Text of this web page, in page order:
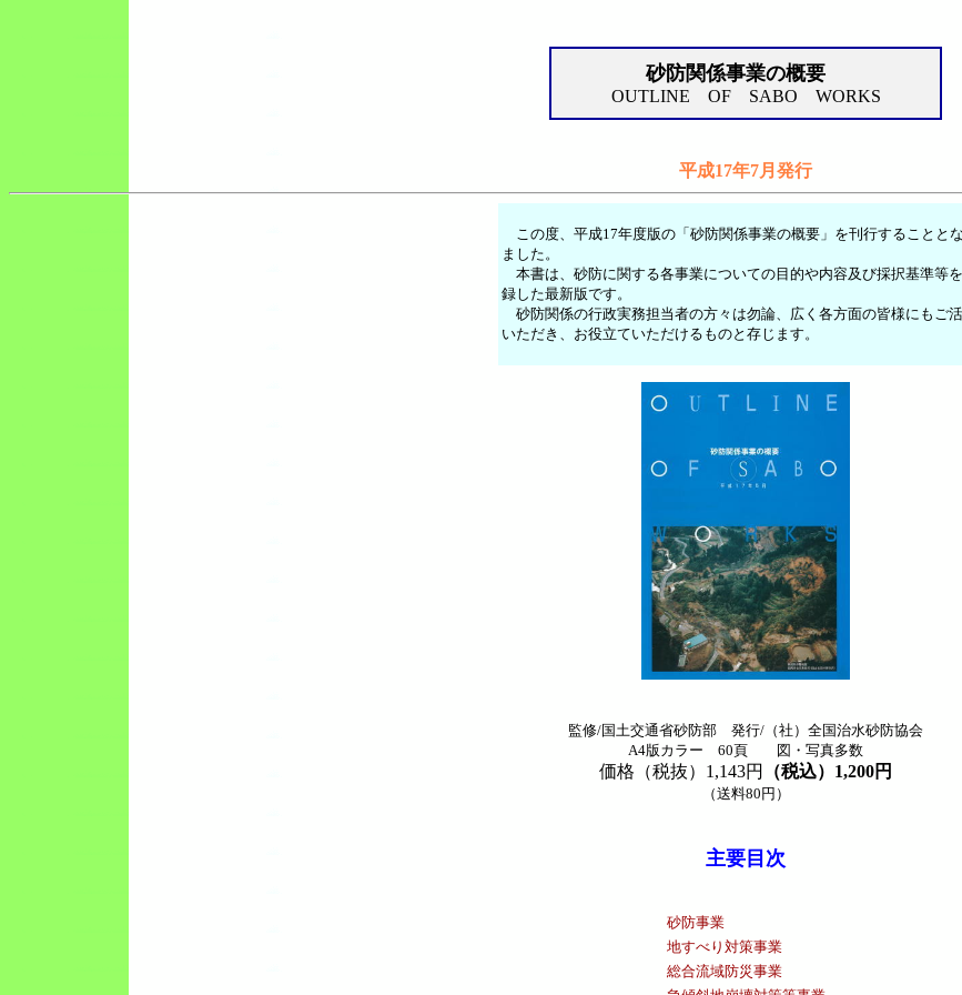
砂防関係事業の概要
OUTLINE OF SABO WORKS
平成17年7月発行
この度、平成17年度版の「砂防関係事業の概要」を刊行することと
ました。
本書は、砂防に関する各事業についての目的や内容及び採択基準等
録した最新版です。
砂防関係の行政実務担当者の方々は勿論、広く各方面の皆様にもご
いただき、お役立ていただけるものと存じます。
監修/国土交通省砂防部 発行/（社）全国治水砂防協会
A4版カラー 60頁 図・写真多数
価格（税抜）1,143円 （税込）1,200円
（送料80円）
主要目次
砂防事業
地すべり対策事業
総合流域防災事業